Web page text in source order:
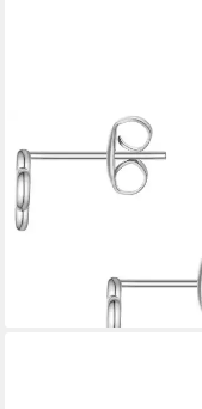
GLANZSTÜCKE MÜNCHEN
Single-Ohrstecker
silber
39,95 €
lieferbar - in 2-3 Werktagen